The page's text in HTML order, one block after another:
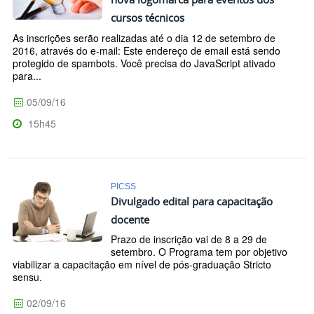
cursos técnicos
As inscrições serão realizadas até o dia 12 de setembro de
2016, através do e-mail: Este endereço de email está sendo
protegido de spambots. Você precisa do JavaScript ativado
para...
05/09/16
15h45
PICSS
Divulgado edital para capacitação
docente
Prazo de inscrição vai de 8 a 29 de
setembro. O Programa tem por objetivo
viabilizar a capacitação em nível de pós-graduação Stricto
sensu.
02/09/16